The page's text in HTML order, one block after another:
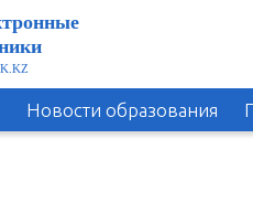
Новости образования